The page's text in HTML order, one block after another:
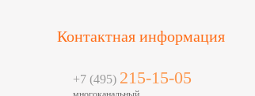
Контактная информация
+7 (495) 215-15-05